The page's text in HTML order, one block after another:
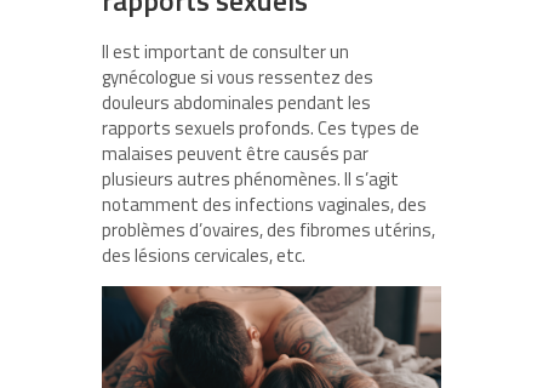
Il est important de consulter un
gynécologue si vous ressentez des
douleurs abdominales pendant les
rapports sexuels profonds. Ces types de
malaises peuvent être causés par
plusieurs autres phénomènes. Il s’agit
notamment des infections vaginales, des
problèmes d’ovaires, des fibromes utérins,
des lésions cervicales, etc.